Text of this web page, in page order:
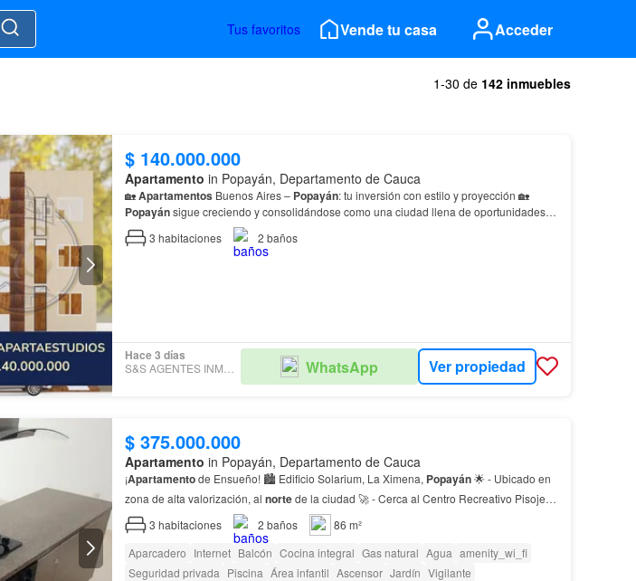
Tus favoritos Vende tu casa Acceder
1-30 de 142 inmuebles
$ 140.000.000
Apartamento in Popayán, Departamento de Cauca
🏡Apartamentos Buenos Aires – Popayán: tu inversión con estilo y proyección 🏡
Popayánsigue creciendo y consolidándose como una ciudad llena de oportunidades
3 habitaciones 2 baños
Hace 3 días
S&S AGENTES INMOBILIARIOS WhatsApp Ver propiedad
$ 375.000.000
Apartamento in Popayán, Departamento de Cauca
¡Apartamento de Ensueño! 🏙️ Edificio Solarium, La Ximena, Popayán🌟 - Ubicado en
zona de alta valorización, al nortede la ciudad 🚀 - Cerca al Centro Recreativo Pisoje,
colegios…
3 habitaciones 2 baños
86 m²
Aparcadero Internet Balcón Cocina integral Gas natural Agua amenity_wi_fi
Seguridad privada Piscina Área infantil Ascensor Jardín Vigilante